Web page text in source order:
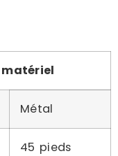
Métal
45 pieds